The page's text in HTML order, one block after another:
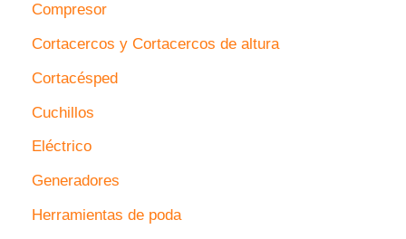
Compresor
Cortacercos y Cortacercos de altura
Cortacésped
Cuchillos
Eléctrico
Generadores
Herramientas de poda